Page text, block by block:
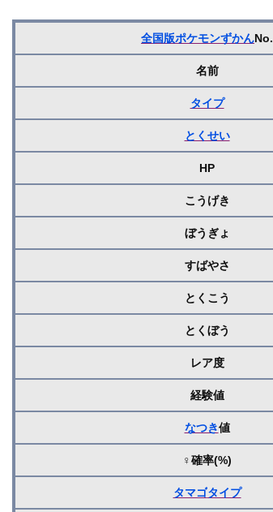
全国版ポケモンずかんNo.
名前
タイプ
とくせい
HP
こうげき
ぼうぎょ
すばやさ
とくこう
とくぼう
レア度
経験値
なつき値
♀確率(%)
タマゴタイプ